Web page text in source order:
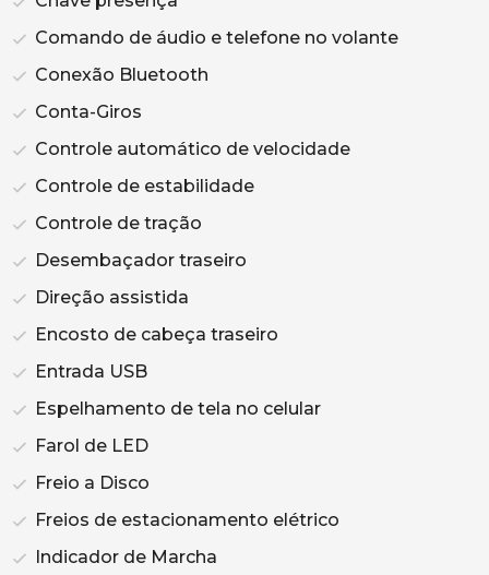
Comando de áudio e telefone no volante
Conexão Bluetooth
Conta-Giros
Controle automático de velocidade
Controle de estabilidade
Controle de tração
Desembaçador traseiro
Direção assistida
Encosto de cabeça traseiro
Entrada USB
Espelhamento de tela no celular
Farol de LED
Freio a Disco
Freios de estacionamento elétrico
Indicador de Marcha